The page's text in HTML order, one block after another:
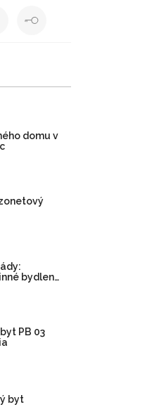
domu v
bydlení
PB 03
byt